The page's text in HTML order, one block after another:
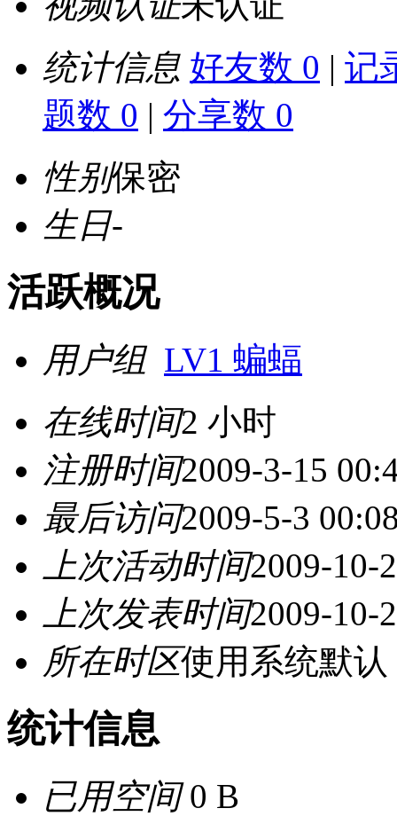
统计信息 好友数 0 | 记
题数 0 | 分享数 0
性别保密
生日-
活跃概况
用户组 LV1 蝙蝠
在线时间2 小时
注册时间2009-3-15
最后访问2009-5-3
上次活动时间2009-10-
上次发表时间2009-10-
所在时区使用系统默认
统计信息
已用空间0 B